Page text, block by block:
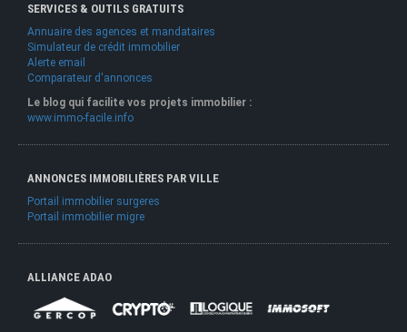
SERVICES & OUTILS GRATUITS
Annuaire des agences et mandataires
Simulateur de crédit immobilier
Alerte email
Comparateur d'annonces
Le blog qui facilite vos projets immobilier :
www.immo-facile.info
ANNONCES IMMOBILIÈRES PAR VILLE
Portail immobilier surgeres
Portail immobilier migre
ALLIANCE ADAO